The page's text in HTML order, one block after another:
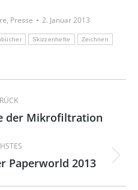
, Presse
2. Januar 2013
Skizzenhefte Zeichnen
Vorheriger
der Mikrofiltration
Nächster
Paperworld 2013